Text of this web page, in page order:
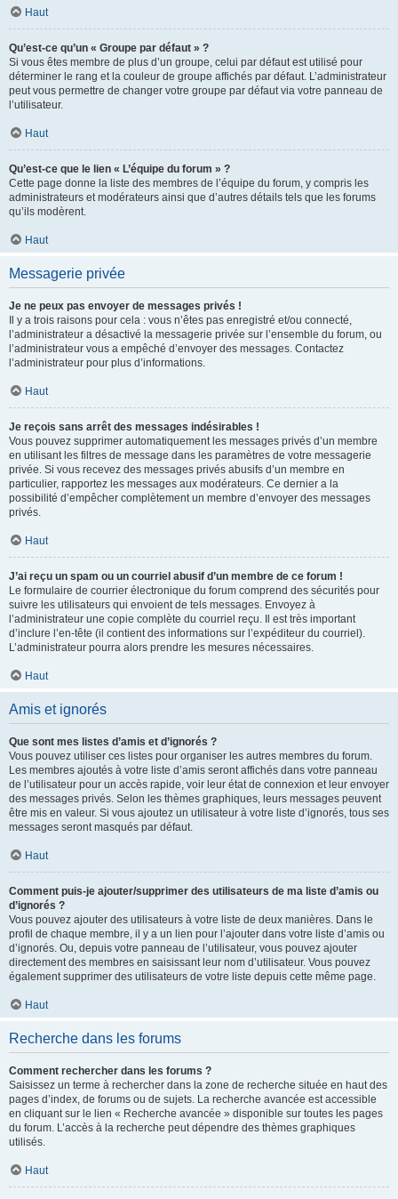
Haut
Qu’est-ce qu’un « Groupe par défaut » ?
Si vous êtes membre de plus d’un groupe, celui par défaut est utilisé pour
déterminer le rang et la couleur de groupe affichés par défaut. L’administrateur
peut vous permettre de changer votre groupe par défaut via votre panneau de
l’utilisateur.
Haut
Qu’est-ce que le lien « L’équipe du forum » ?
Cette page donne la liste des membres de l’équipe du forum, y compris les
administrateurs et modérateurs ainsi que d’autres détails tels que les forums
qu’ils modèrent.
Haut
Messagerie privée
Je ne peux pas envoyer de messages privés !
Il y a trois raisons pour cela : vous n’êtes pas enregistré et/ou connecté,
l’administrateur a désactivé la messagerie privée sur l’ensemble du forum, ou
l’administrateur vous a empêché d’envoyer des messages. Contactez
l’administrateur pour plus d’informations.
Haut
Je reçois sans arrêt des messages indésirables !
Vous pouvez supprimer automatiquement les messages privés d’un membre
en utilisant les filtres de message dans les paramètres de votre messagerie
privée. Si vous recevez des messages privés abusifs d’un membre en
particulier, rapportez les messages aux modérateurs. Ce dernier a la
possibilité d’empêcher complètement un membre d’envoyer des messages
privés.
Haut
J’ai reçu un spam ou un courriel abusif d’un membre de ce forum !
Le formulaire de courrier électronique du forum comprend des sécurités pour
suivre les utilisateurs qui envoient de tels messages. Envoyez à
l’administrateur une copie complète du courriel reçu. Il est très important
d’inclure l’en-tête (il contient des informations sur l’expéditeur du courriel).
L’administrateur pourra alors prendre les mesures nécessaires.
Haut
Amis et ignorés
Que sont mes listes d’amis et d’ignorés ?
Vous pouvez utiliser ces listes pour organiser les autres membres du forum.
Les membres ajoutés à votre liste d’amis seront affichés dans votre panneau
de l’utilisateur pour un accès rapide, voir leur état de connexion et leur envoyer
des messages privés. Selon les thèmes graphiques, leurs messages peuvent
être mis en valeur. Si vous ajoutez un utilisateur à votre liste d’ignorés, tous ses
messages seront masqués par défaut.
Haut
Comment puis-je ajouter/supprimer des utilisateurs de ma liste d’amis ou
d’ignorés ?
Vous pouvez ajouter des utilisateurs à votre liste de deux manières. Dans le
profil de chaque membre, il y a un lien pour l’ajouter dans votre liste d’amis ou
d’ignorés. Ou, depuis votre panneau de l’utilisateur, vous pouvez ajouter
directement des membres en saisissant leur nom d’utilisateur. Vous pouvez
également supprimer des utilisateurs de votre liste depuis cette même page.
Haut
Recherche dans les forums
Comment rechercher dans les forums ?
Saisissez un terme à rechercher dans la zone de recherche située en haut des
pages d’index, de forums ou de sujets. La recherche avancée est accessible
en cliquant sur le lien « Recherche avancée » disponible sur toutes les pages
du forum. L’accès à la recherche peut dépendre des thèmes graphiques
utilisés.
Haut